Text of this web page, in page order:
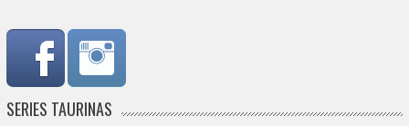
SERIES TAURINAS